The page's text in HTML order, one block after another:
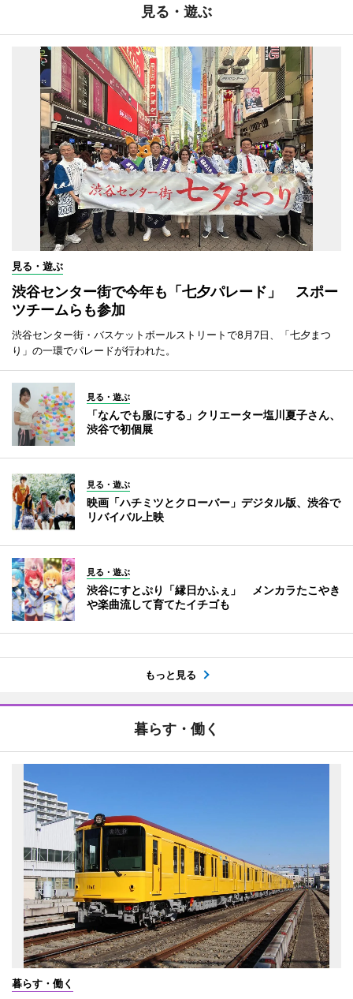
見る・遊ぶ
見る・遊ぶ
渋谷センター街で今年も「七夕パレード」 スポー
ツチームらも参加
渋谷センター街・バスケットボールストリートで8月7日、「七夕まつ
り」の一環でパレードが行われた。
見る・遊ぶ
「なんでも服にする」クリエーター塩川夏子さん、
渋谷で初個展
見る・遊ぶ
映画「ハチミツとクローバー」デジタル版、渋谷で
リバイバル上映
見る・遊ぶ
渋谷にすとぷり「縁日かふぇ」 メンカラたこやき
や楽曲流して育てたイチゴも
もっと見る
暮らす・働く
暮らす・働く